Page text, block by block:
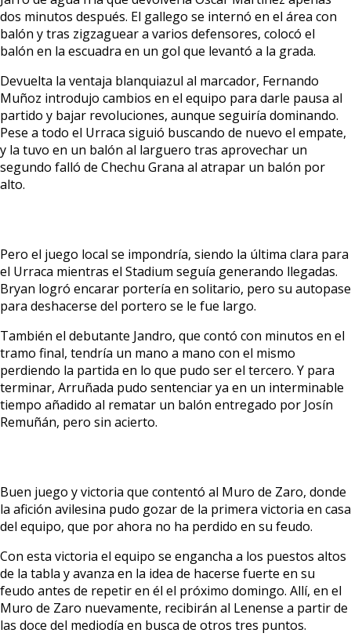
dos minutos después. El gallego se internó en el área con
balón y tras zigzaguear a varios defensores, colocó el
balón en la escuadra en un gol que levantó a la grada.
Devuelta la ventaja blanquiazul al marcador, Fernando
Muñoz introdujo cambios en el equipo para darle pausa al
partido y bajar revoluciones, aunque seguiría dominando.
Pese a todo el Urraca siguió buscando de nuevo el empate,
y la tuvo en un balón al larguero tras aprovechar un
segundo falló de Chechu Grana al atrapar un balón por
alto.
Pero el juego local se impondría, siendo la última clara para
el Urraca mientras el Stadium seguía generando llegadas.
Bryan logró encarar portería en solitario, pero su autopase
para deshacerse del portero se le fue largo.
También el debutante Jandro, que contó con minutos en el
tramo final, tendría un mano a mano con el mismo
perdiendo la partida en lo que pudo ser el tercero. Y para
terminar, Arruñada pudo sentenciar ya en un interminable
tiempo añadido al rematar un balón entregado por Josín
Remuñán, pero sin acierto.
Buen juego y victoria que contentó al Muro de Zaro, donde
la afición avilesina pudo gozar de la primera victoria en casa
del equipo, que por ahora no ha perdido en su feudo.
Con esta victoria el equipo se engancha a los puestos altos
de la tabla y avanza en la idea de hacerse fuerte en su
feudo antes de repetir en él el próximo domingo. Allí, en el
Muro de Zaro nuevamente, recibirán al Lenense a partir de
las doce del mediodía en busca de otros tres puntos.